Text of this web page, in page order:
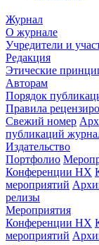
Журнал
О журнале
Учредители и
Редакция
Этические
Авторам
Порядок
Правила
Свежий номер
публикаций
Издательство
Портфолио
Конференции НХ
мероприятий
релизы
Мероприятия
Конференции НХ
мероприятий